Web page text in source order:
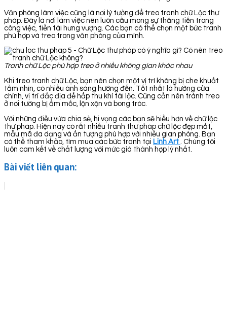
Văn phòng làm việc cũng là nơi lý tưởng để treo tranh chữ Lộc thư
pháp. Đây là nơi làm việc nên luôn cầu mong sự thăng tiến trong
công việc, tiền tài hưng vượng. Các bạn có thể chọn một bức tranh
phù hợp và treo trong văn phòng của mình.
Tranh chữ Lộc phù hợp treo ở nhiều không gian khác nhau
Khi treo tranh chữ Lộc, bạn nên chọn một vị trí không bị che khuất
tầm nhìn, có nhiều ánh sáng hướng đến. Tốt nhất là hướng cửa
chính, vị trí đắc địa để hấp thu khí tài lộc. Cũng cần nên tránh treo
ở nơi tường bị ẩm mốc, lộn xộn và bong tróc.
Với những điều vừa chia sẻ, hi vọng các bạn sẽ hiểu hơn về chữ lộc
thư pháp. Hiện nay có rất nhiều tranh thư pháp chữ lộc đẹp mắt,
mẫu mã đa dạng và ấn tượng phù hợp với nhiều gian phòng. Bạn
có thể tham khảo, tìm mua các bức tranh tại Linh Art
. Chúng tôi
luôn cam kết về chất lượng với mức giá thành hợp lý nhất.
Bài viết liên quan: